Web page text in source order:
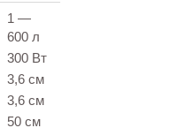
1 —
600 л
300 Вт
3,6 см
3,6 см
50 см